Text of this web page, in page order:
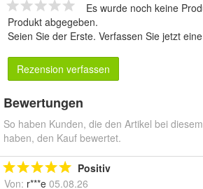
Es wurde noch keine
Produkt abgegeben.
Seien Sie der Erste. Verfassen Sie jetzt
Rezension verfassen
Bewertungen
So haben Kunden, die den Artikel bei
haben, den Kauf bewertet.
Positiv
Von: r***e 05.08.26